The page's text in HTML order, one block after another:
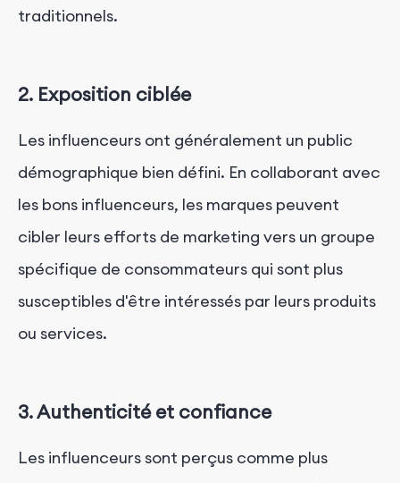
traditionnels.
2. Exposition ciblée
Les influenceurs ont généralement un public
démographique bien défini. En collaborant avec
les bons influenceurs, les marques peuvent
cibler leurs efforts de marketing vers un groupe
spécifique de consommateurs qui sont plus
susceptibles d'être intéressés par leurs produits
ou services.
3. Authenticité et confiance
Les influenceurs sont perçus comme plus